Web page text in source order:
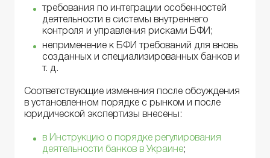
требования по интеграции особенностей
деятельности в системы внутреннего
контроля и управления рисками БФИ;
неприменение к БФИ требований для вновь
созданных и специализированных банков и
т. д.
Соответствующие изменения после обсуждения
в установленном порядке с рынком и после
юридической экспертизы внесены:
в Инструкцию о порядке регулирования
деятельности банков в Украине;